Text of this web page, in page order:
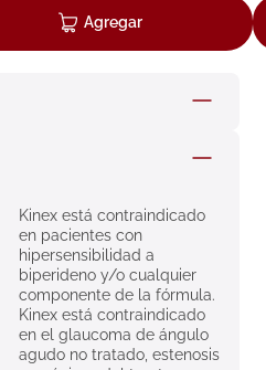
Agregar
Kinex está contraindicado
en pacientes con
hipersensibilidad a
biperideno y/o cualquier
componente de la fórmula.
Kinex está contraindicado
en el glaucoma de ángulo
agudo no tratado, estenosis